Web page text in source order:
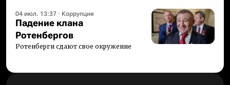
04 июл. 13:37 · Коррупция
Падение клана
Ротенбергов
Ротенберги сдают свое окружение